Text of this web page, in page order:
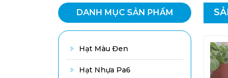
DANH MỤC SẢN PHẨM
Hạt Màu Đen
Hạt Nhựa Pa6